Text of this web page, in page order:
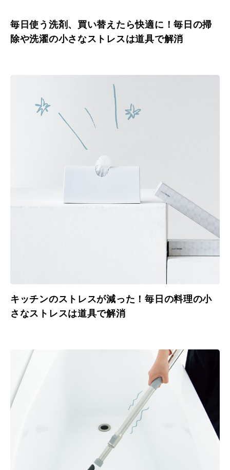
毎日使う洗剤、買い替えたら快適に！毎日の掃
除や洗濯の小さなストレスは道具で解消
キッチンのストレスが減った！毎日の料理の小
さなストレスは道具で解消